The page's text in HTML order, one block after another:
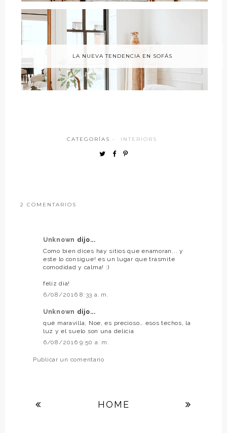
LA NUEVA TENDENCIA EN SOFÁS
CATEGORÍAS · INTERIORS
2 COMENTARIOS
Unknown dijo...
Como bien dices hay sitios que enamoran... y
este lo consigue! es un lugar que trasmite
comodidad y calma! :)
feliz dia!
6/08/2016 8:33 a. m.
Unknown dijo...
qué maravilla, Noe, es precioso… esos techos, la
luz y el suelo son una delicia
6/08/2016 9:50 a. m.
Publicar un comentario
HOME